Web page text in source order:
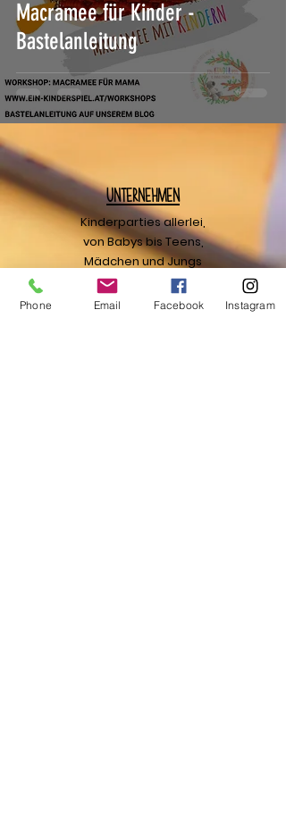
Macramee für Kinder -
Bastelanleitung
Unternehmen
Kinderparties allerlei,
von Babys bis Teens,
Mädchen und Jungs
Unterhaltung und Betreuung
für jedes Kind
Phone Email Facebook Instagram